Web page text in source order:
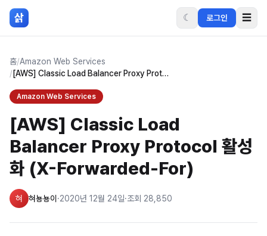
본문 바로가기
삵 ☾ 로그인 ☰
홈/Amazon Web Services
/
[AWS] Classic Load Balancer Proxy Protocol 활성화 (X-Forwarded-For)
Amazon Web Services
[AWS] Classic Load
Balancer Proxy Protocol 활성
화 (X-Forwarded-For)
혀 혀뇽뇽이 ·2020년 12월 24일·조회 28,850